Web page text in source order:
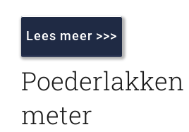
Lees meer >>>
meter